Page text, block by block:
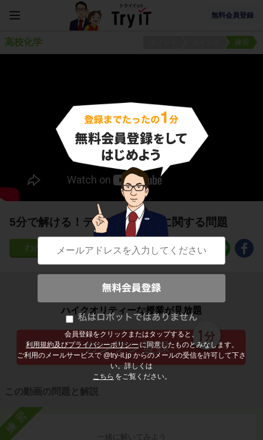
無料会員登録
会員登録をクリックまたはタップすると、
利用規約及びプライバシーポリシー に同意したものとみなします。
ご利用のメールサービスで @try-it.jp からのメールの受信を許可して下さ
い。詳しくは
こちら をご覧ください。
高校化学 練習
5分で解ける！デンプンの構造に関する問題
14
子どもの勉強から大人の学び直しまで
ハイクオリティーな授業が見放題
この動画の問題と解説
練習
一緒に解いてみよう